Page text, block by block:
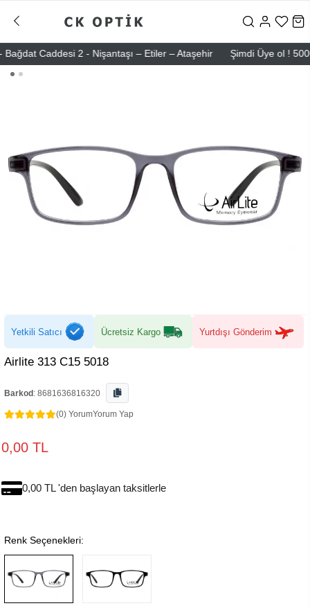
Caddesi 2 - Nişantaşı – Etiler – Ataşehir Şimdi Üye ol ! 5000
Yetkili Satıcı Ücretsiz Kargo Yurtdışı Gönderim
Airlite 313 C15 5018
Barkod : 8681636816320
(0) YorumYorum Yap
0,00 TL
0,00 TL 'den başlayan taksitlerle
Renk Seçenekleri: